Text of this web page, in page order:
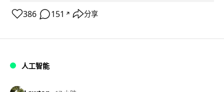
386 151 ↗ 分享
人工智能